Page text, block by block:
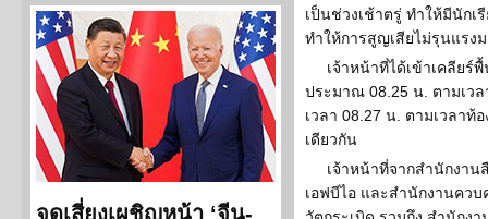
จุดเสี่ยงเผชิญหน้า ‘จีน-
เป็นช่วงเช้าตรู่ ทำให้มีนัก
ทำให้การสูญเสียไม่รุนแรง
เจ้าหน้าที่ได้เข้าเคลียร์
ประมาณ 08.25 น. ตามเว
เวลา 08.27 น. ตามเวลาท้
เดียวกัน
เจ้าหน้าที่จากสำนักงาน
เอฟบีไอ และสำนักงานคว